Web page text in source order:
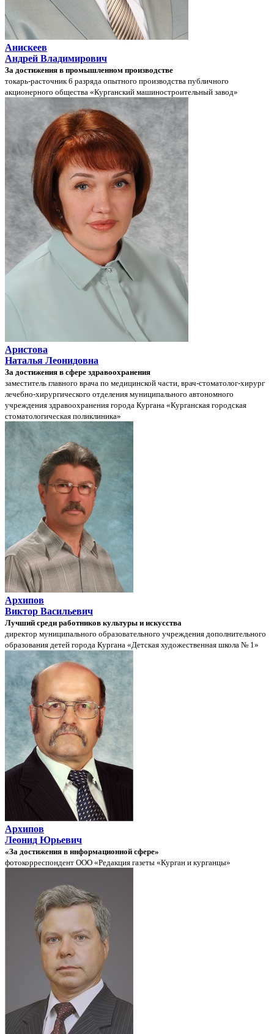
Анискеев
Андрей Владимирович
За достижения в промышленном производстве
токарь-расточник 6 разряда опытного производства публичного
акционерного общества «Курганский машиностроительный завод»
Аристова
Наталья Леонидовна
За достижения в сфере здравоохранения
заместитель главного врача по медицинской части, врач-стоматолог-хирург
лечебно-хирургического отделения муниципального автономного
учреждения здравоохранения города Кургана «Курганская городская
стоматологическая поликлиника»
Архипов
Виктор Васильевич
Лучший среди работников культуры и искусства
директор муниципального образовательного учреждения дополнительного
образования детей города Кургана «Детская художественная школа № 1»
Архипов
Леонид Юрьевич
«За достижения в информационной сфере»
фотокорреспондент ООО «Редакция газеты «Курган и курганцы»